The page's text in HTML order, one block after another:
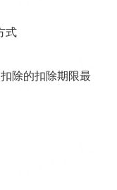
式
除的扣除期限最